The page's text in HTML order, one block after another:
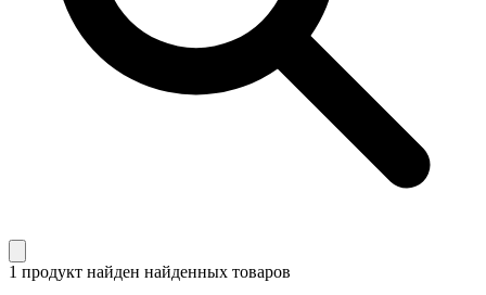
1 продукт найден найденных товаров